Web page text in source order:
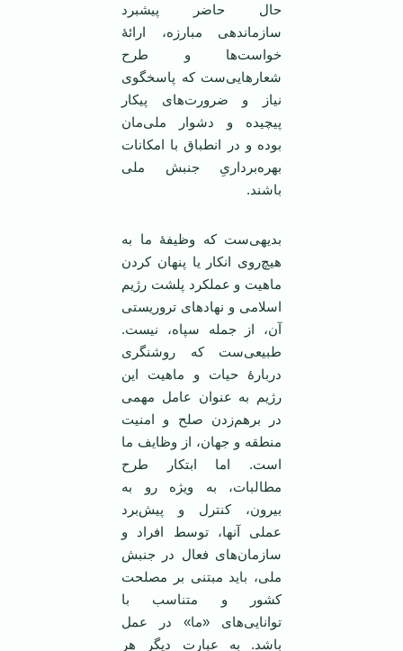
حال حاضر پیشبرد
سازماندهی مبارزه، ارائۀ
خواست‌ها و طرح
شعارهایی‌ست که پاسخگوی
نیاز و ضرورت‌های پیکار
پیچیده و دشوار ملی‌مان
بوده و در انطباق با امکانات
بهره‌برداریِ جنبش ملی
باشند.
بدیهی‌ست که وظیفۀ ما به‌
هیچ‌روی انکار یا پنهان کردن
ماهیت و عملکرد پلشت رژیم
اسلامی و نهادهای تروریستی‌
آن، از جمله سپاه، نیست.
طبیعی‌ست که روشنگری
دربارۀ حیات و ماهیت این
رژیم به عنوان عامل مهمی
در برهم‌زدن صلح و امنیت
منطقه و جهان، از وظایف ما
است. اما ابتکار طرح
مطالبات، به ویژه رو به
بیرون، کنترل و پیش‌برد
عملی آنها، توسط افراد و
سازمان‌های فعال در جنبش
ملی، باید مبتنی بر مصلحت
کشور و متناسب با
توانایی‌های «ما» در عمل
باشد. به عبارت دیگر هر